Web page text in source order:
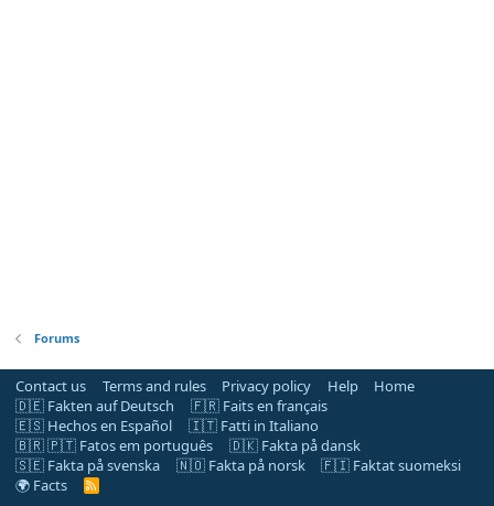
Forums
Contact us Terms and rules Privacy policy Help
Home
🇩🇪 Fakten auf Deutsch
🇫🇷 Faits en français
🇪🇸 Hechos en Español
🇮🇹 Fatti in Italiano
🇧🇷 🇵🇹 Fatos em português
🇩🇰 Fakta på dansk
🇸🇪 Fakta på svenska
🇳🇴 Fakta på norsk
🇫🇮 Faktat suomeksi
🌍 Facts
R